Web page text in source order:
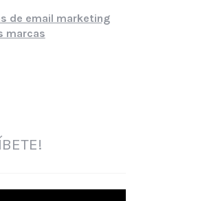
de email marketing
marcas